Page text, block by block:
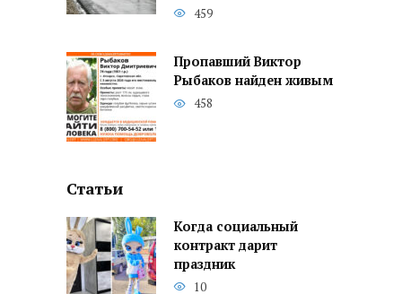
459
Пропавший Виктор
Рыбаков найден живым
458
Статьи
Когда социальный
контракт дарит
праздник
10